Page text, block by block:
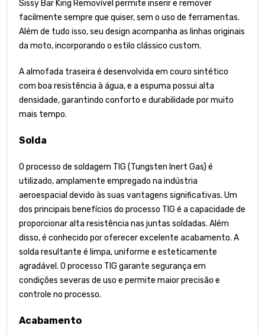
Sissy Bar King Removível permite inserir e remover
facilmente sempre que quiser, sem o uso de ferramentas.
Além de tudo isso, seu design acompanha as linhas originais
da moto, incorporando o estilo clássico custom.
A almofada traseira é desenvolvida em couro sintético
com boa resistência à água, e a espuma possui alta
densidade, garantindo conforto e durabilidade por muito
mais tempo.
Solda
O processo de soldagem TIG (Tungsten Inert Gas) é
utilizado, amplamente empregado na indústria
aeroespacial devido às suas vantagens significativas. Um
dos principais benefícios do processo TIG é a capacidade de
proporcionar alta resistência nas juntas soldadas. Além
disso, é conhecido por oferecer excelente acabamento. A
solda resultante é limpa, uniforme e esteticamente
agradável. O processo TIG garante segurança em
condições severas de uso e permite maior precisão e
controle no processo.
Acabamento